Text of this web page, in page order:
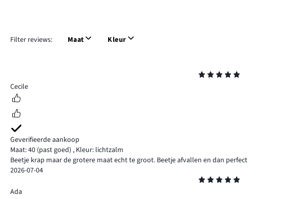
Filter reviews: Maat Kleur
5
Cecile
Geverifieerde aankoop
Maat: 40 (past goed) , Kleur: lichtzalm
Beetje krap maar de grotere maat echt te groot. Beetje afvallen en dan perfect
2026-07-04
5
Ada